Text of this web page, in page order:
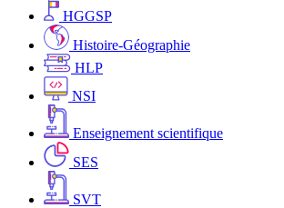
HGGSP
Histoire-Géographie
HLP
NSI
Enseignement scientifique
SES
SVT